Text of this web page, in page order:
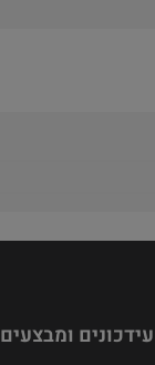
עידכונים ומבצעים